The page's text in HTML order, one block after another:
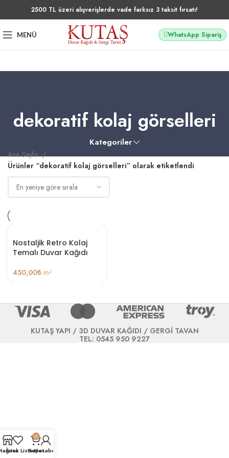
2500 TL üzeri alışverişlerde vade farksız 3 taksit fırsatı!
MENÜ WhatsApp Sipariş
dekoratif kolaj görselleri
Kategoriler
Ana Sayfa
Ürünler “dekoratif kolaj görselleri” olarak etiketlendi
Nostaljik Retro Kolaj
Temalı Duvar Kağıdı
450,00₺ m²
KUTAŞ YAPI / 3D DUVAR KAĞIDI / GERGİ TAVAN
TEL: 0545 950 9227
İstek Listesi
0
Sepet
Hesabım